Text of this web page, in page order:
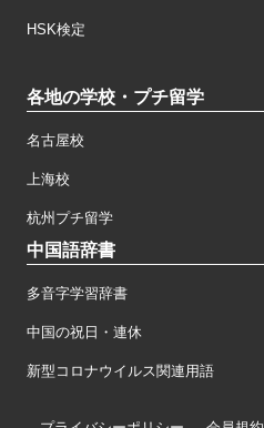
HSK検定
各地の学校・プチ留学
名古屋校
上海校
杭州プチ留学
中国語辞書
多音字学習辞書
中国の祝日・連休
新型コロナウイルス関連用語